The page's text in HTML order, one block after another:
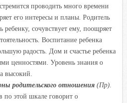
проводить много времени
его интересы и планы. Родитель
ребенку, сочувствует ему, поощряет
Воспитание ребенка
радость. Дом и счастье ребенка
ценностями. Уровень знания о
высокий.
родительского отношения(Пр).
по этой шкале говорит о